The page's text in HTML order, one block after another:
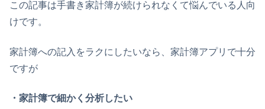
この記事は手書き家計簿が続けられなくて悩んでいる人向
けです。
家計簿への記入をラクにしたいなら、家計簿アプリで十分
ですが
・家計簿で細かく分析したい